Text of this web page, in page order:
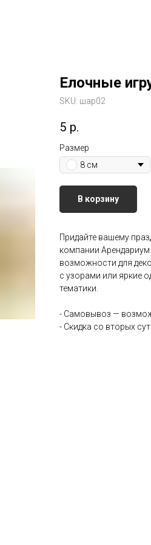
Елочные
SKU: шар02
5 р.
Размер
8 см
В корзину
Придайте вашему
компании
возможности для
с узорами или яркие
тематики.
- Самовывоз —
- Скидка со вторых